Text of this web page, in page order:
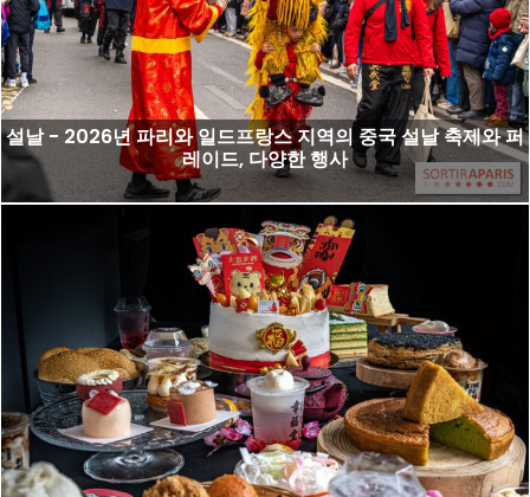
설날 - 2026년 파리와 일드프랑스 지역의 중국 설날 축제와 퍼
레이드, 다양한 행사